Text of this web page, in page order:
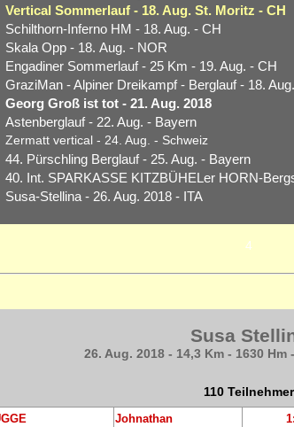
Vertical Sommerlauf - 18. Aug. St. Moritz - CH
Schilthorn-Inferno HM - 18. Aug. - CH
Skala Opp - 18. Aug. - NOR
Engadiner Sommerlauf - 25 Km - 19. Aug. - CH
GraziMan - Alpiner Dreikampf - Berglauf - 18.
Georg Groß ist tot - 21. Aug. 2018
Astenberglauf - 22. Aug. - Bayern
Zermatt vertical - 24. Aug. - Schweiz
44. Pürschling Berglauf - 25. Aug. - Bayern
40. Int. SPARKASSE KITZBÜHELer HORN-
Susa-Stellina - 26. Aug. 2018 - ITA
4
Susa
26. Aug. 2018 - 14,3 Km - 1630 Hm -
110 Teilnehmer
Johnathan